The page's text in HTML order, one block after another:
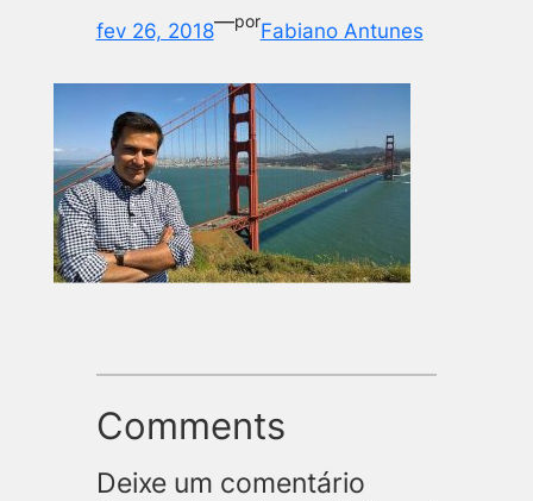
fev 26, 2018—porFabiano Antunes
Comments
Deixe um comentário